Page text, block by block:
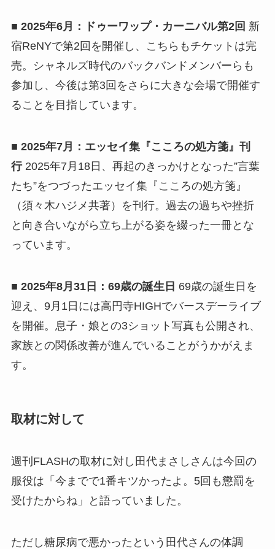
■ 2025年6月：ドゥーワップ・カーニバル第2回 新
宿ReNYで第2回を開催し、こちらもチケットは完
売。シャネルズ時代のバックバンドメンバーらも
参加し、今後は第3回をさらに大きな会場で開催す
ることを目指しています。
■ 2025年7月：エッセイ集『こころの処方箋』刊
行2025年7月18日、再起のきっかけとなった”言葉
たち”をつづったエッセイ集『こころの処方箋』
（須々木ハジメ共著）を刊行。過去の過ちや挫折
と向き合いながら立ち上がる姿を綴った一冊とな
っています。
■ 2025年8月31日：69歳の誕生日 69歳の誕生日を
迎え、9月1日には高円寺HIGHでバースデーライブ
を開催。息子・娘との3ショット写真も公開され、
家族との関係改善が進んでいることがうかがえま
す。
取材に対して
週刊FLASHの取材に対し田代まさしさんは今回の
服役は「今までで1番キツかったよ。5回も懲罰を
受けたからね」と語っていました。
ただし糖尿病で悪かったという田代さんの体調